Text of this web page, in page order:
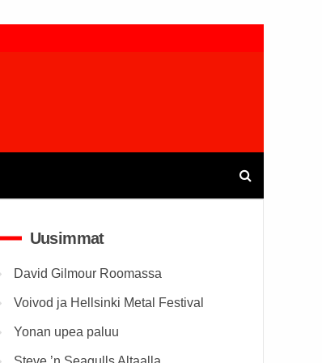
Uusimmat
David Gilmour Roomassa
Voivod ja Hellsinki Metal Festival
Yonan upea paluu